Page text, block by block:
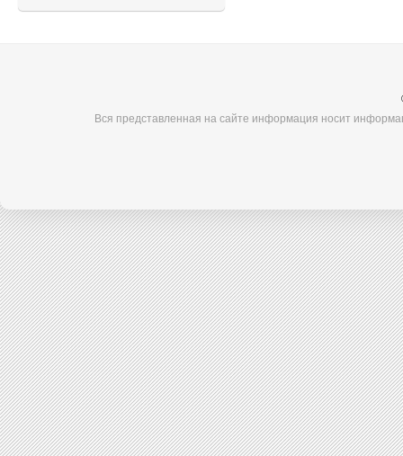
Вся представленная на сайте информация носит